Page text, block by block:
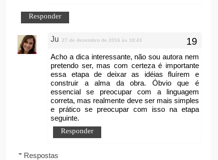
Responder
Ju 27 de dezembro de 2016 às 18:43
Acho a dica interessante, não sou autora nem
pretendo ser, mas com certeza é importante
essa etapa de deixar as idéias fluírem e
construir a alma da obra. Óbvio que é
essencial se preocupar com a linguagem
correta, mas realmente deve ser mais simples
e prático se preocupar com isso na etapa
seguinte.
Responder
Respostas